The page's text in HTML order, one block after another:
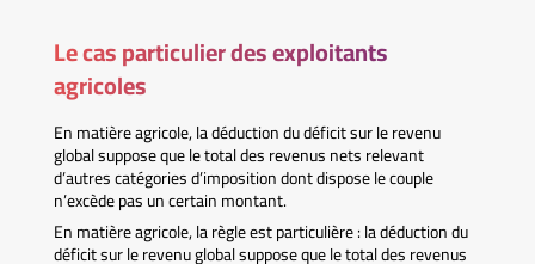
Le cas particulier des exploitants
agricoles
En matière agricole, la déduction du déficit sur le revenu
global suppose que le total des revenus nets relevant
d’autres catégories d’imposition dont dispose le couple
n’excède pas un certain montant.
En matière agricole, la règle est particulière : la déduction du
déficit sur le revenu global suppose que le total des revenus